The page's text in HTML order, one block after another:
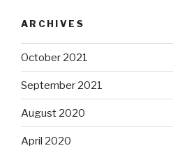
ARCHIVES
October 2021
September 2021
August 2020
April 2020